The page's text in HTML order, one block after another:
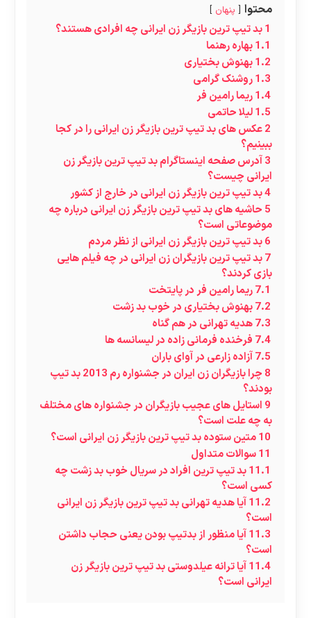
محتوا پنهان
1بد تیپ ترین بازیگر زن ایرانی چه افرادی هستند؟
1.1بهاره رهنما
1.2بهنوش بختیاری
1.3روشنک گرامی
1.4ریما رامین فر
1.5لیلا حاتمی
2عکس های بد تیپ ترین بازیگر زن ایرانی را در کجا
ببینیم؟
3آدرس صفحه اینستاگرام بد تیپ ترین بازیگر زن
ایرانی چیست؟
4بد تیپ ترین بازیگر زن ایرانی در خارج از کشور
5 حاشیه های بد تیپ ترین بازیگر زن ایرانی درباره چه
موضوعاتی است؟
6بد تیپ ترین بازیگر زن ایرانی از نظر مردم
7بد تیپ ترین بازیگران زن ایرانی در چه فیلم هایی
بازی کردند؟
7.1ریما رامین فر در پایتخت
7.2بهنوش بختیاری در خوب بد زشت
7.3هدیه تهرانی در هم گناه
7.4 فرخنده فرمانی زاده در لیسانسه ها
7.5آزاده زارعی در آوای باران
8
چرا بازیگران زن ایران در جشنواره رم 2013 بد تیپ
بودند؟
9 استایل های عجیب بازیگران در جشنواره های مختلف
به چه علت است؟
10متین ستوده بد تیپ ترین بازیگر زن ایرانی است؟
11سوالات متداول
11.1بد تیپ ترین افراد در سریال خوب بد زشت چه
کسی است؟
11.2آیا هدیه تهرانی بد تیپ ترین بازیگر زن ایرانی
است؟
11.3آیا منظور از بدتیپ بودن یعنی حجاب داشتن
است؟
11.4آیا ترانه عیلدوستی بد تیپ ترین بازیگر زن
ایرانی است؟